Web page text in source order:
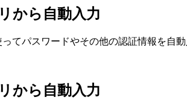
から自動入力
てパスワードやその他の認証情報を自
から自動入力